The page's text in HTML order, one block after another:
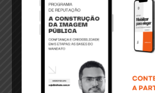
Recebemos com muito
lançamento deste
afirmar que a
em antes e depois da